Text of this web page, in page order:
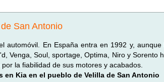
San Antonio
automóvil. En España entra en 1992 y, aunque
Venga, Soul, sportage, Optima, Niro y Sorento
la fiabilidad de sus motores y acabados.
en Kia en el pueblo de Velilla de San Antonio